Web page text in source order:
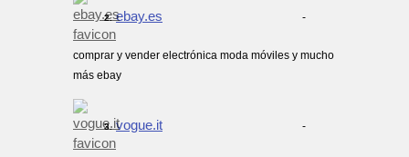
2. ebay.es -
comprar y vender electrónica moda móviles y mucho
más ebay
3. vogue.it -